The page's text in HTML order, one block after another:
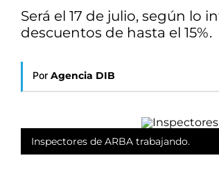
Será el 17 de julio, según lo
descuentos de hasta el 15%.
Por Agencia DIB
Inspectores de ARBA trabajando.